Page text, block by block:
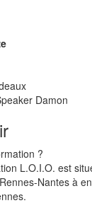
Damon
?
L.O.I.O. est
Nantes à